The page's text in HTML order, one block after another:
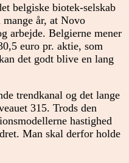
belgiske biotek-selskab
år, at Novo
arbejde. Belgierne mener
euro pr. aktie, som
det godt blive en lang
trendkanal og det lange
315. Trods den
hastighed
Man skal derfor holde